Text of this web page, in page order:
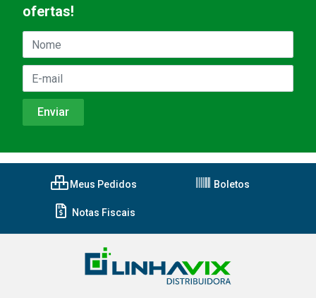
ofertas!
Meus Pedidos Boletos
Notas Fiscais